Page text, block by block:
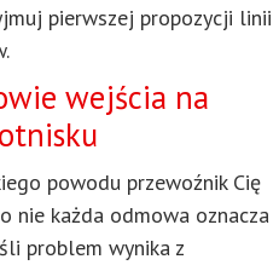
pierwszej propozycji linii
wejścia na
powodu przewoźnik Cię
nie każda odmowa oznacza
problem wynika z